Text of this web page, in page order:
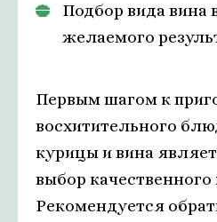
Подбор вида вина
желаемого
Первым шагом к
восхитительного
курицы и вина
выбор качественного
Рекомендуется